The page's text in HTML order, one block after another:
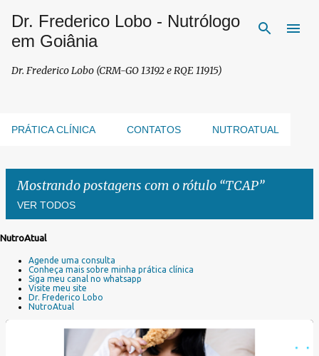
Pular para o conteúdo principal
Dr. Frederico Lobo - Nutrólogo
em Goiânia
Dr. Frederico Lobo (CRM-GO 13192 e RQE 11915)
PRÁTICA CLÍNICA CONTATOS NUTROATUAL
Mostrando postagens com o rótulo TCAP
VER TODOS
g
NutroAtual
Agende uma consulta
Conheça mais sobre minha prática clínica
Siga meu canal no whatsapp
Visite meu site
Dr. Frederico Lobo
NutroAtual